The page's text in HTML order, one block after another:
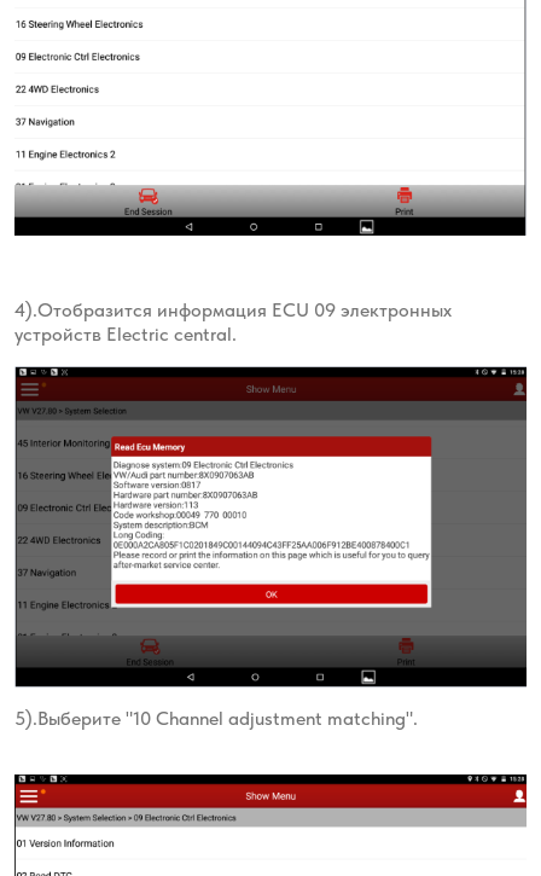
4).Отобразится информация ECU 09 электронных
устройств Electric central.
5).Выберите "10 Channel adjustment matching".